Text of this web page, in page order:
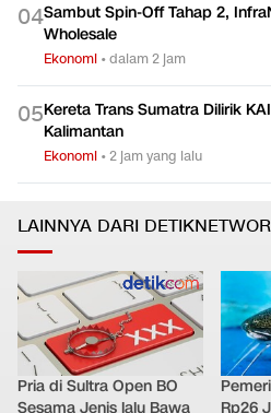
04Sambut Spin-Off Tahap 2,
Wholesale
Ekonomi •dalam 2 jam
05Kereta Trans Sumatra Dilirik
Kalimantan
Ekonomi •2 jam yang lalu
LAINNYA DARI
Pria di Sultra Open BO
Sesama Jenis lalu Bawa
Rp26